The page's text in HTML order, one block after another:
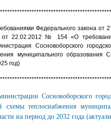
Федерального закона
от 22.02.2012 № 154 «О
Сосновоборского
муниципального образования
год)
Сосновоборского
схемы теплоснабжения
на период до 2032 года